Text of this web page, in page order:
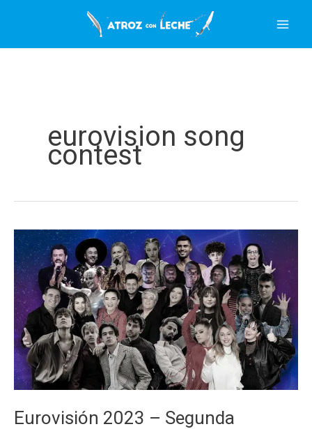
contenido
eurovision song
contest
Eurovisión 2023 – Segunda